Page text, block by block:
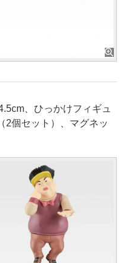
、ひっかけフィギュ
2個セット）、マグネッ